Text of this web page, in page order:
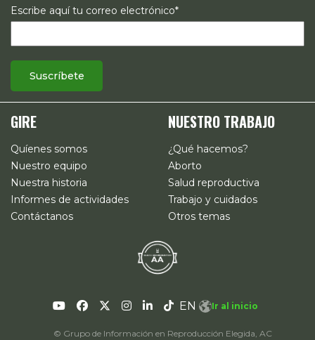
Escribe aquí tu correo electrónico*
GIRE
Quíenes somos
Nuestro equipo
Nuestra historia
Informes de actividades
Contáctanos
NUESTRO TRABAJO
¿Qué hacemos?
Aborto
Salud reproductiva
Trabajo y cuidados
Otros temas
© Grupo de Información en Reproducción Elegida, AC
EN Ir al inicio